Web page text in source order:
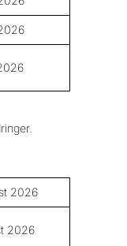
2026
2026